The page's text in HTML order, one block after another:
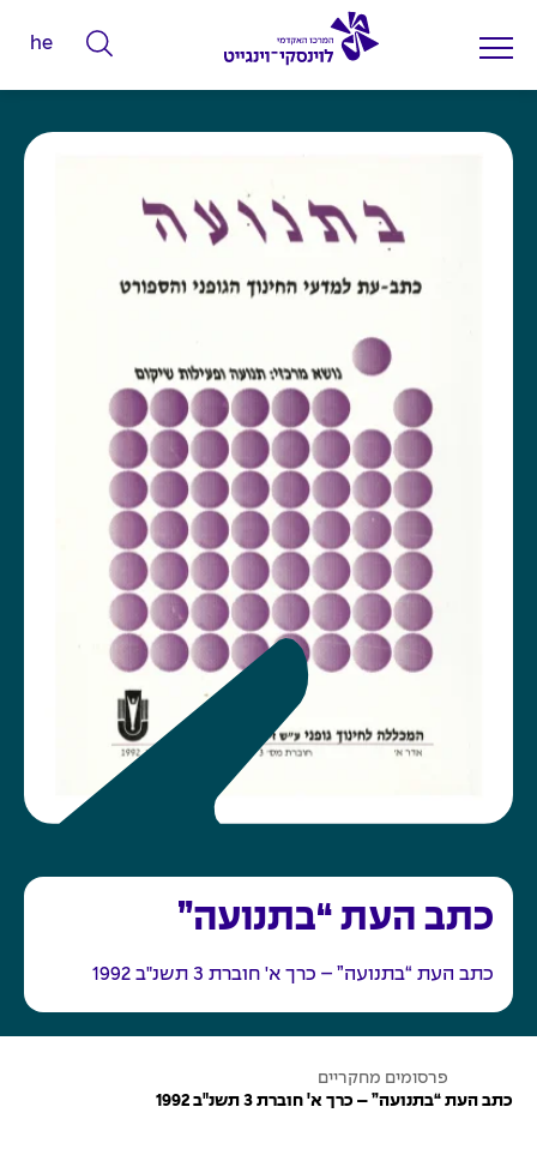
ה
ק
י
ו
ש
he
כתב העת “בתנועה”
כתב העת “בתנועה” – כרך א' חוברת 3 תשנ"ב 1992
ו
פרסומים מחקריים
כתב העת “בתנועה” – כרך א' חוברת 3 תשנ"ב 1992